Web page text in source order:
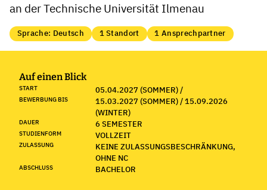
an der Technische Universität Ilmenau
Sprache: Deutsch 1 Standort 1 Ansprechpartner
Auf einen Blick
START 05.04.2027 (SOMMER) /
BEWERBUNG BIS
15.03.2027 (SOMMER) / 15.09.2026
(WINTER)
DAUER 6 SEMESTER
STUDIENFORM VOLLZEIT
ZULASSUNG
KEINE ZULASSUNGSBESCHRÄNKUNG,
OHNE NC
ABSCHLUSS BACHELOR